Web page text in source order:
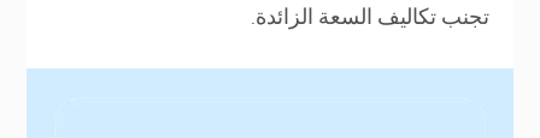
تجنب تكاليف السعة الزائدة.